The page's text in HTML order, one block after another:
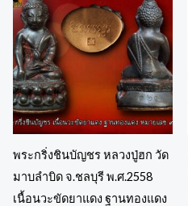
พระกริ่งชินบัญชร หลวงปู่ฮก วัด
มาบลำบิด จ.ชลบุรี พ.ศ.2558
เนื้อนวะขัดยาแดง ฐานทองแดง